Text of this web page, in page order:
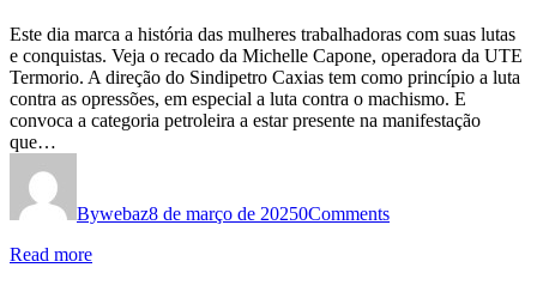
Este dia marca a história das mulheres trabalhadoras com suas lutas
e conquistas. Veja o recado da Michelle Capone, operadora da UTE
Termorio. A direção do Sindipetro Caxias tem como princípio a luta
contra as opressões, em especial a luta contra o machismo. E
convoca a categoria petroleira a estar presente na manifestação
que…
Bywebaz8 de março de 20250Comments
Read more